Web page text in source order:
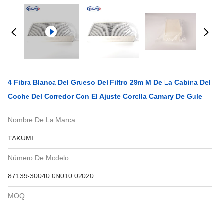
4 Fibra Blanca Del Grueso Del Filtro 29m M De La Cabina Del
Coche Del Corredor Con El Ajuste Corolla Camary De Gule
Nombre De La Marca:
TAKUMI
Número De Modelo:
87139-30040 0N010 02020
MOQ: